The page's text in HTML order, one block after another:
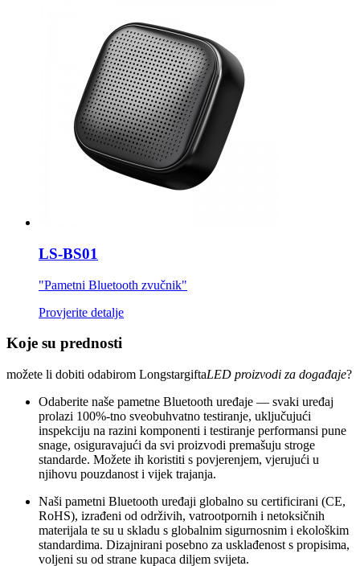
LS-BS01
"Pametni Bluetooth zvučnik"
Provjerite detalje
Koje su prednosti
možete li dobiti odabirom LongstargiftaLED proizvodi za događaje?
Odaberite naše pametne Bluetooth uređaje — svaki uređaj
prolazi 100%-tno sveobuhvatno testiranje, uključujući
inspekciju na razini komponenti i testiranje performansi pune
snage, osiguravajući da svi proizvodi premašuju stroge
standarde. Možete ih koristiti s povjerenjem, vjerujući u
njihovu pouzdanost i vijek trajanja.
Naši pametni Bluetooth uređaji globalno su certificirani (CE,
RoHS), izrađeni od održivih, vatrootpornih i netoksičnih
materijala te su u skladu s globalnim sigurnosnim i ekološkim
standardima. Dizajnirani posebno za usklađenost s propisima,
voljeni su od strane kupaca diljem svijeta.